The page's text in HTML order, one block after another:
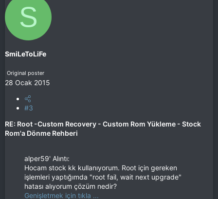
S
SmiLeToLiFe
Original poster
28 Ocak 2015
#3
RE: Root -Custom Recovery - Custom Rom Yükleme - Stock
Rom'a Dönme Rehberi
alper59' Alıntı:
Hocam stock kk kullanıyorum. Root için gereken
işlemleri yaptığımda "root fail, wait next upgrade"
hatası alıyorum çözüm nedir?
Genişletmek için tıkla ...